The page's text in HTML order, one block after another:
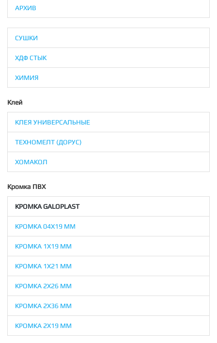
АРХИВ
СУШКИ
ХДФ СТЫК
ХИМИЯ
Клей
КЛЕЯ УНИВЕРСАЛЬНЫЕ
ТЕХНОМЕЛТ (ДОРУС)
ХОМАКОЛ
Кромка ПВХ
КРОМКА GALOPLAST
КРОМКА 04X19 ММ
КРОМКА 1X19 ММ
КРОМКА 1X21 ММ
КРОМКА 2X26 ММ
КРОМКА 2X36 ММ
КРОМКА 2Х19 ММ